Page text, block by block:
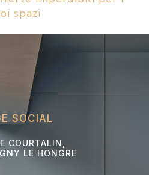
spazi
SOCIAL
COURTALIN,
LE HONGRE